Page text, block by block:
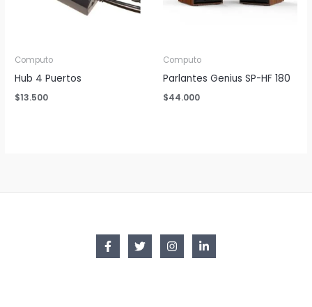
Computo
Hub 4 Puertos
$13.500
Computo
Parlantes Genius SP-HF 180
$44.000